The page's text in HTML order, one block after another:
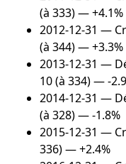
(à 333) — +4.1%
2012-12-31 —
(à 344) — +3.3%
2013-12-31 —
10 (à 334) — -
2014-12-31 —
(à 328) — -1.8%
2015-12-31 —
336) — +2.4%